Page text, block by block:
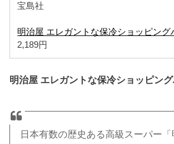
宝島社
明治屋 エレガントな保冷ショッピング
2,189円
明治屋 エレガントな保冷ショッピン
日本有数の歴史ある高級スーパー「